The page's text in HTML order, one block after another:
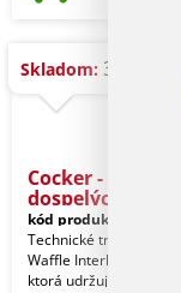
Skladom: 3.400 ks
Cocker - Tričko
dospelých
kód produktu:
Technické tričko
Waffle Interlock s
ktorá udržuje pokožku